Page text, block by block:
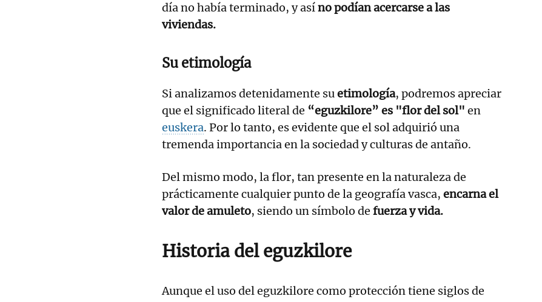
día no había terminado, y asíno podían acercarse a las
viviendas.
Su etimología
Si analizamos detenidamente suetimología, podremos apreciar
que el significado literal de “eguzkilore” es "flor del sol" en
euskera. Por lo tanto, es evidente que el sol adquirió una
tremenda importancia en la sociedad y culturas de antaño.
Del mismo modo, la flor, tan presente en la naturaleza de
prácticamente cualquier punto de la geografía vasca, encarna el
valor de amuleto, siendo un símbolo de fuerza y vida.
Historia del eguzkilore
Aunque el uso del eguzkilore como protección tiene siglos de